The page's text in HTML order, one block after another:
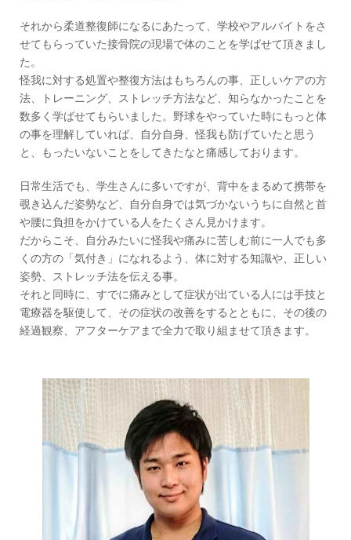
それから柔道整復師になるにあたって、学校やアルバイトをさ
せてもらっていた接骨院の現場で体のことを学ばせて頂きまし
た。
怪我に対する処置や整復方法はもちろんの事、正しいケアの方
法、トレーニング、ストレッチ方法など、知らなかったことを
数多く学ばせてもらいました。野球をやっていた時にもっと体
の事を理解していれば、自分自身、怪我も防げていたと思う
と、もったいないことをしてきたなと痛感しております。
日常生活でも、学生さんに多いですが、背中をまるめて携帯を
覗き込んだ姿勢など、自分自身では気づかないうちに自然と首
や腰に負担をかけている人をたくさん見かけます。
だからこそ、自分みたいに怪我や痛みに苦しむ前に一人でも多
くの方の「気付き」になれるよう、体に対する知識や、正しい
姿勢、ストレッチ法を伝える事。
それと同時に、すでに痛みとして症状が出ている人には手技と
電療器を駆使して、その症状の改善をするとともに、その後の
経過観察、アフターケアまで全力で取り組ませて頂きます。